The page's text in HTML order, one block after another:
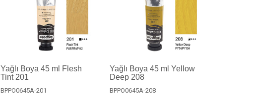
Yağlı Boya 45 ml Flesh
Tint 201
BPPO0645A-201
Yağlı Boya 45 ml Yellow
Deep 208
BPPO0645A-208